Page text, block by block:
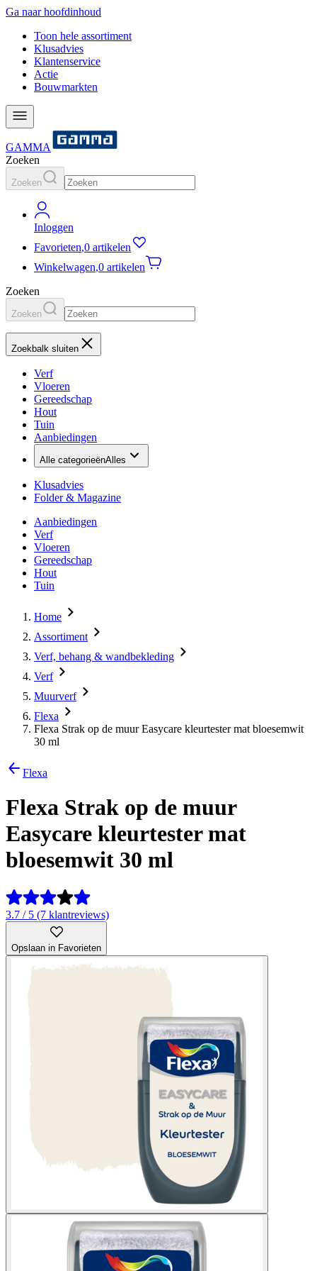
Ga naar hoofdinhoud
Toon hele assortiment
Klusadvies
Klantenservice
Actie
Bouwmarkten
GAMMA
Zoeken
Zoeken
Inloggen
Favorieten,0 artikelen
Winkelwagen,0 artikelen
Zoeken
Zoeken
Zoekbalk sluiten
Verf
Vloeren
Gereedschap
Hout
Tuin
Aanbiedingen
Alle categorieënAlles
Klusadvies
Folder & Magazine
Aanbiedingen
Verf
Vloeren
Gereedschap
Hout
Tuin
Home
Assortiment
Verf, behang & wandbekleding
Verf
Muurverf
Flexa
Flexa Strak op de muur Easycare kleurtester mat bloesemwit
30 ml
Flexa
Flexa Strak op de muur
Easycare kleurtester mat
bloesemwit 30 ml
3.7 / 5 (7 klantreviews)
Opslaan in Favorieten